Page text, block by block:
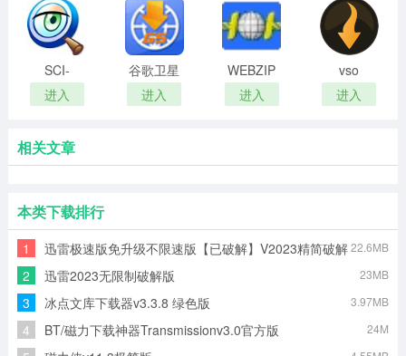
SCI-
HUB/Google
学术/百度
下载器
进入
谷歌卫星
地图下载
器
进入
WEBZIP
整站下载
器
进入
vso
downloader(万
能视频下
进入
相关文章
本类下载排行
1
迅雷极速版免升级不限速版【已破解】V2023精简破解
版
22.6MB
2 迅雷2023无限制破解版 23MB
3 冰点文库下载器v3.3.8 绿色版 3.97MB
4 BT/磁力下载神器Transmissionv3.0官方版 24M